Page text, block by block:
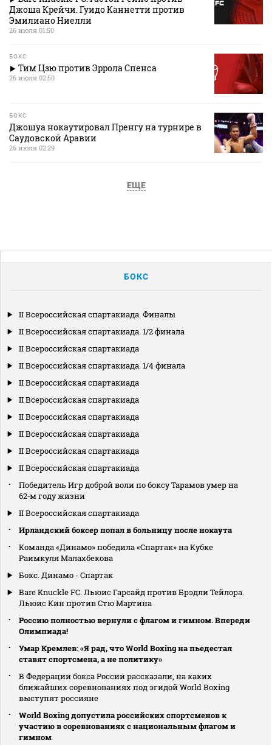
Джоша Крейчи. Гуидо Каннетти против
Эмилиано Ниелли
26 июля 01:50
БОКС
Тим Цзю против Эррола Спенса
26 июля 02:50
БОКС
Джошуа нокаутировал Пренгу на турнире в
Саудовской Аравии
26 июля 02:29
ЕЩЕ
БОКС
II Всероссийская спартакиада. Финалы
II Всероссийская спартакиада. 1/2 финала
II Всероссийская спартакиада
II Всероссийская спартакиада. 1/4 финала
II Всероссийская спартакиада
II Всероссийская спартакиада
II Всероссийская спартакиада
II Всероссийская спартакиада
II Всероссийская спартакиада
II Всероссийская спартакиада
Победитель Игр доброй воли по боксу Тарамов умер на
62‑м году жизни
II Всероссийская спартакиада
Ирландский боксер попал в больницу после нокаута
Команда «Динамо» победила «Спартак» на Кубке
Раимкуля Малахбекова
Бокс. Динамо - Спартак
Bare Knuckle FC. Льюис Гарсайд против Брэдли Тейлора.
Льюис Кин против Стю Мартина
Россию полностью вернули с флагом и гимном. Впереди
Олимпиада!
Умар Кремлев: «Я рад, что World Boxing на пьедестал
ставят спортсмена, а не политику»
В Федерации бокса России рассказали, на каких
ближайших соревнованиях под эгидой World Boxing
выступят россияне
World Boxing допустила российских спортсменов к
участию в соревнованиях с национальным флагом и
гимном